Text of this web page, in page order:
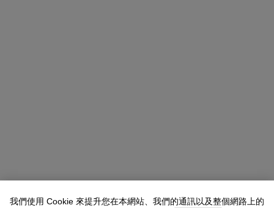
我們使用 Cookie 來提升您在本網站、我們的通訊以及整個網路上的